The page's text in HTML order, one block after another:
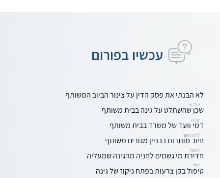
עכשיו בפורום
לא הבנתי את פסק הדין על צינור הביוב המשותף
יעל.א
שכן שהשתלט על גינה בבית משותף
שרה
דמי וועד של משרד בבית משותף
ללא תיווך
חיוב מותרות בבניין מגורים משותף
משה
חדירת מי גשמים לחניה מהגינה שמעליה
מלי
טיפול בקן צרעות בפתח ניקוז של גינה